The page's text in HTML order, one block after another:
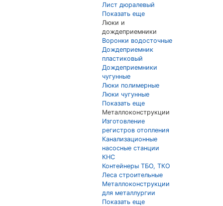
Лист дюралевый
Показать еще
Люки и
дождеприемники
Воронки водосточные
Дождеприемник
пластиковый
Дождеприемники
чугунные
Люки полимерные
Люки чугунные
Показать еще
Металлоконструкции
Изготовление
регистров отопления
Канализационные
насосные станции
КНС
Контейнеры ТБО, ТКО
Леса строительные
Металлоконструкции
для металлургии
Показать еще